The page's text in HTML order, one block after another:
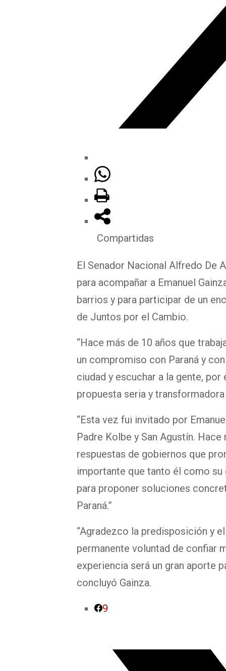
Compartidas
El Senador Nacional Alfredo De
para acompañar a Emanuel
barrios y para participar de un
de Juntos por el Cambio.
“Hace más de 10 años que
un compromiso con Paraná y
ciudad y escuchar a la gente,
propuesta seria y
“Esta vez fui invitado por
Padre Kolbe y San Agustín.
respuestas de gobiernos que
importante que tanto él como
para proponer soluciones
Paraná.”
“Agradezco la predisposición y
permanente voluntad de confiar
experiencia será un gran aporte
concluyó Gainza.
9